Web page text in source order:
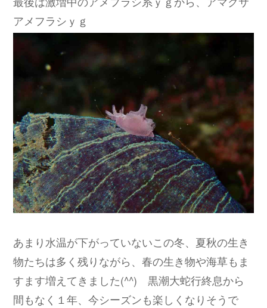
アメフラシｙｇ
あまり水温が下がっていないこの冬、夏秋の生き
物たちは多く残りながら、春の生き物や海草もま
すます増えてきました(^^) 黒潮大蛇行終息から
間もなく１年、今シーズンも楽しくなりそうで